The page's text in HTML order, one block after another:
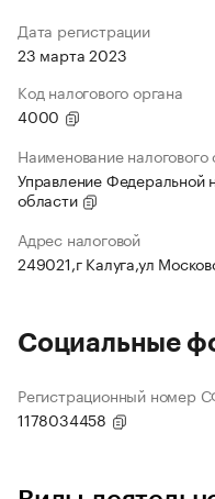
Дата регистрации
23 марта 2023
Код налогового органа
4000
Наименование налогового
Управление Федеральной
области
Адрес налоговой
249021,г Калуга,ул
Социальные
Регистрационный номер
1178034458